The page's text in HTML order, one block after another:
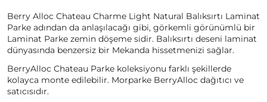
Berry Alloc Chateau Charme Light Natural Balıksırtı Laminat
Parke adından da anlaşılacağı gibi, görkemli görünümlü bir
Laminat Parke zemin döşeme sidir. Balıksırtı deseni laminat
dünyasında benzersiz bir Mekanda hissetmenizi sağlar.
BerryAlloc Chateau Parke koleksiyonu farklı şekillerde
kolayca monte edilebilir. Morparke BerryAlloc dağıtıcı ve
satıcısıdır.